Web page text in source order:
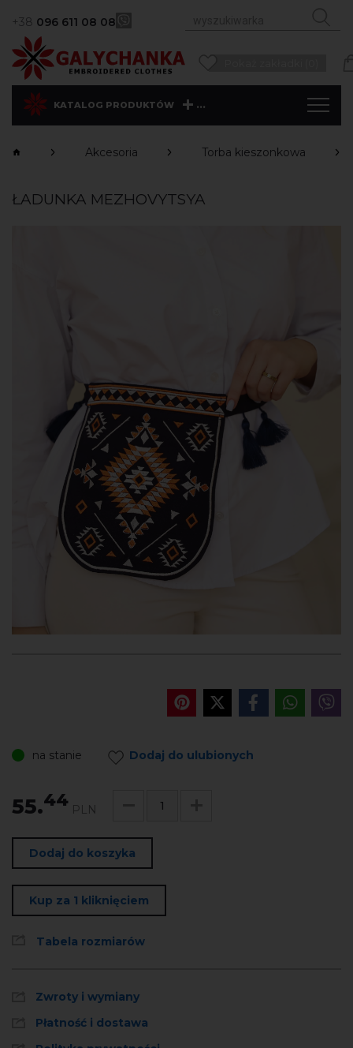
+38 096 611 08 08
KATALOG PRODUKTÓW ...
Akcesoria Torba kieszonkowa
ŁADUNKA MEZHOVYTSYA
na stanie Dodaj do ulubionych
55.44 PLN
Dodaj do koszyka
Kup za 1 kliknięciem
Tabela rozmiarów
Zwroty i wymiany
Płatność i dostawa